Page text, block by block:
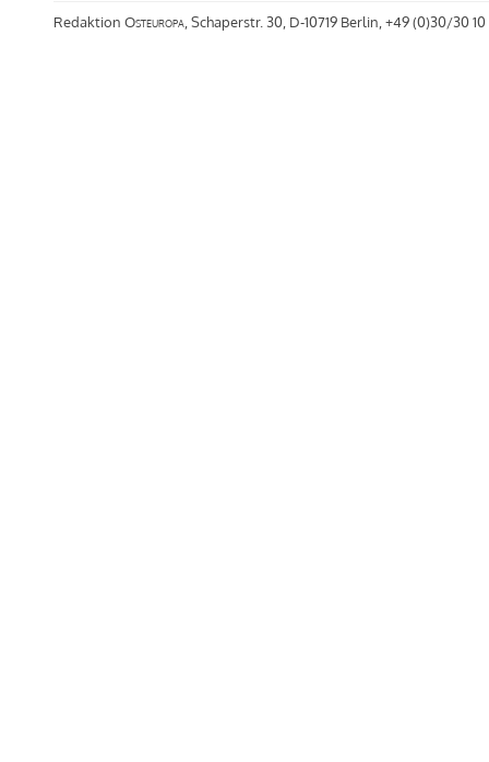
Redaktion Osteuropa, Schaperstr. 30, D-10719 Berlin, +49 (0)30/30